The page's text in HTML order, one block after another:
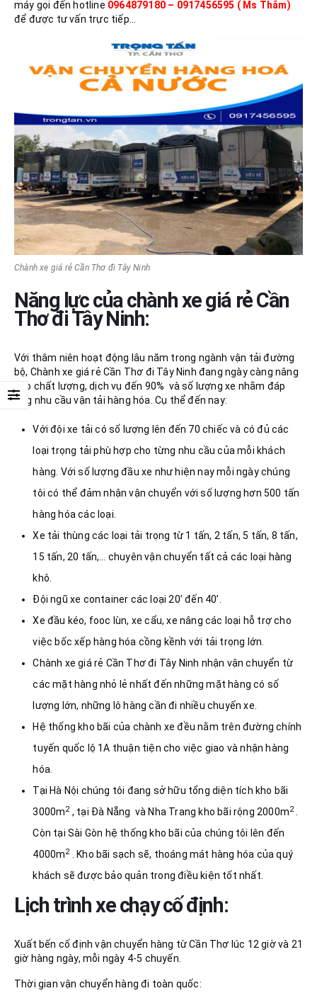
máy gọi đến hotline 0964879180 – 0917456595 ( Ms Thắm)
để được tư vấn trực tiếp…
Chành xe giá rẻ Cần Thơ đi Tây Ninh
Năng lực của chành xe giá rẻ Cần
Thơ đi Tây Ninh:
Với thâm niên hoạt động lâu năm trong ngành vận tải đường
bộ, Chành xe giá rẻ Cần Thơ đi Tây Ninh đang ngày càng nâng
cao chất lượng, dịch vụ đến 90% và số lượng xe nhằm đáp
ứng nhu cầu vận tải hàng hóa. Cụ thể đến nay:
Với đội xe tải có số lượng lên đến 70 chiếc và có đủ các
loại trọng tải phù hợp cho từng nhu cầu của mỗi khách
hàng. Với số lượng đầu xe như hiện nay mỗi ngày chúng
tôi có thể đảm nhận vận chuyển với số lượng hơn 500 tấn
hàng hóa các loại.
Xe tải thùng các loại tải trọng từ 1 tấn, 2 tấn, 5 tấn, 8 tấn,
15 tấn, 20 tấn,… chuyên vận chuyển tất cả các loại hàng
khô.
Đội ngũ xe container các loại 20’ đến 40’.
Xe đầu kéo, fooc lùn, xe cẩu, xe nâng các loại hỗ trợ cho
việc bốc xếp hàng hóa cồng kềnh với tải trọng lớn.
Chành xe giá rẻ Cần Thơ đi Tây Ninh nhận vận chuyển từ
các mặt hàng nhỏ lẻ nhất đến những mặt hàng có số
lượng lớn, những lô hàng cần đi nhiều chuyến xe.
Hệ thống kho bãi của chành xe đều nằm trên đường chính
tuyến quốc lộ 1A thuận tiện cho việc giao và nhận hàng
hóa.
Tại Hà Nội chúng tôi đang sở hữu tổng diện tích kho bãi
3000m2 , tại Đà Nẵng và Nha Trang kho bãi rộng 2000m2.
Còn tại Sài Gòn hệ thống kho bãi của chúng tôi lên đến
4000m2. Kho bãi sạch sẽ, thoáng mát hàng hóa của quý
khách sẽ được bảo quản trong điều kiện tốt nhất.
Lịch trình xe chạy cố định:
Xuất bến cố định vận chuyển hàng từ Cần Thơ lúc 12 giờ và 21
giờ hàng ngày, mỗi ngày 4-5 chuyến.
Thời gian vận chuyển hàng đi toàn quốc: